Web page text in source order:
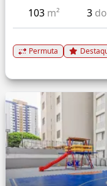
103 m² 3
Permuta